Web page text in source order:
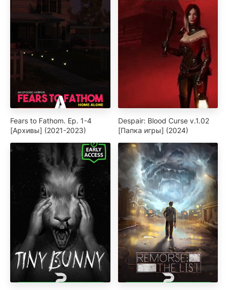
Fears to Fathom. Ep. 1-4
[Архивы] (2021-2023)
Despair: Blood Curse v.1.02
[Папка игры] (2024)